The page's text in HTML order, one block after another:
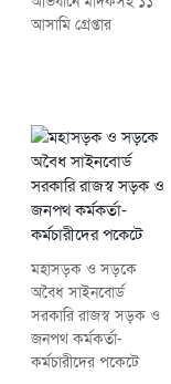
আসামি গ্রেপ্তার
মহাসড়ক ও সড়কে
অবৈধ সাইনবোর্ড
সরকারি রাজস্ব সড়ক ও
জনপথ কর্মকর্তা-
কর্মচারীদের পকেটে